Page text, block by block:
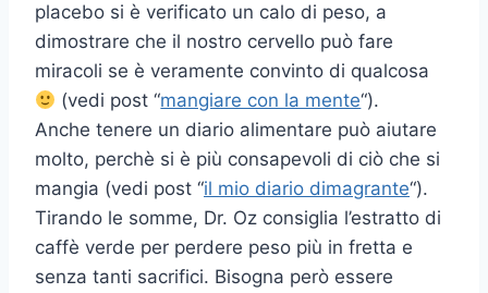
placebo si è verificato un calo di peso, a
dimostrare che il nostro cervello può fare
miracoli se è veramente convinto di qualcosa
(vedi post “mangiare con la mente“).
Anche tenere un diario alimentare può aiutare
molto, perchè si è più consapevoli di ciò che si
mangia (vedi post “il mio diario dimagrante“).
Tirando le somme, Dr. Oz consiglia l’estratto di
caffè verde per perdere peso più in fretta e
senza tanti sacrifici. Bisogna però essere